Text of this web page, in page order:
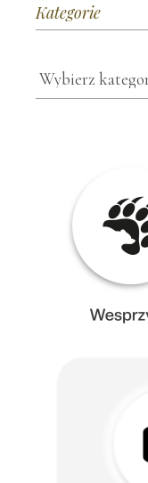
Kategorie